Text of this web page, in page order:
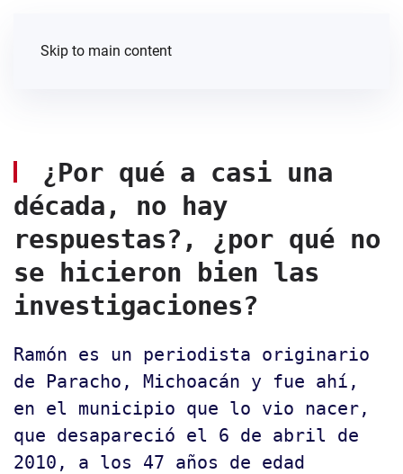
Skip to main content
¿Por qué a casi una
década, no hay
respuestas?, ¿por qué no
se hicieron bien las
investigaciones?
Ramón es un periodista originario
de Paracho, Michoacán y fue ahí,
en el municipio que lo vio nacer,
que desapareció el 6 de abril de
2010, a los 47 años de edad